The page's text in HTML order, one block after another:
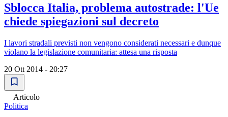
Sblocca Italia, problema autostrade: l'Ue
chiede spiegazioni sul decreto
I lavori stradali previsti non vengono considerati necessari e dunque
violano la legislazione comunitaria: attesa una risposta
20 Ott 2014 - 20:27
Articolo
Politica